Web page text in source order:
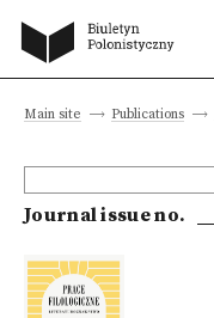
Main site Publications
Journal issue no.